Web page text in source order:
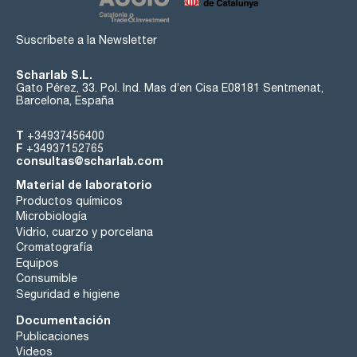
Suscríbete a la Newsletter
Scharlab S.L.
Gato Pérez, 33. Pol. Ind. Mas d’en Cisa E08181 Sentmenat,
Barcelona, España
T +34937456400
F +34937152765
consultas@scharlab.com
Material de laboratorio
Productos químicos
Microbiología
Vidrio, cuarzo y porcelana
Cromatografía
Equipos
Consumible
Seguridad e higiene
Documentación
Publicaciones
Videos